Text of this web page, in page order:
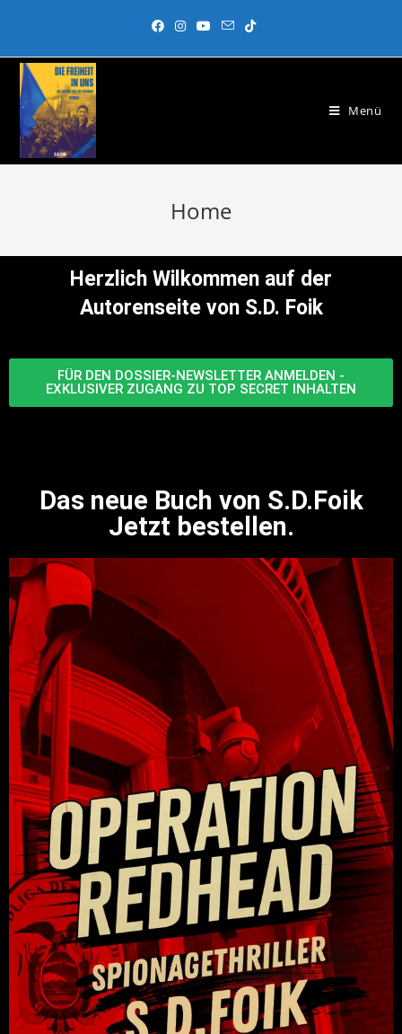
Menü
Home
Herzlich Wilkommen auf der
Autorenseite von S.D. Foik
FÜR DEN DOSSIER-NEWSLETTER ANMELDEN -
EXKLUSIVER ZUGANG ZU TOP SECRET INHALTEN
Das neue Buch von S.D.Foik
Jetzt bestellen.